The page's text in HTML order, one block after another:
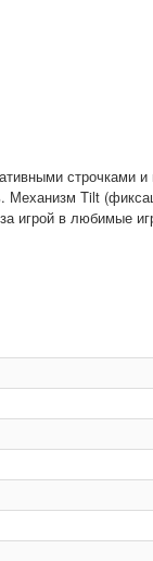
строчками
Механизм Tilt
игрой в любимые